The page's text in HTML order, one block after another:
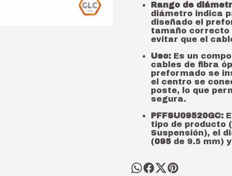
Rango de
diámetro indica
diseñado el
tamaño correcto
evitar que el
Uso: Es un
cables de fibra
preformado se
el centro se
poste, lo que
segura.
PFFSU09520GC:
tipo de producto (
Suspensión), el
(095 de 9.5 mm)